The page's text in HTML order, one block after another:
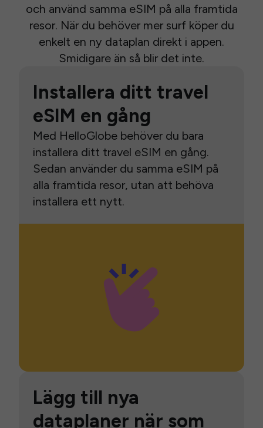
och använd samma eSIM på alla framtida
resor. När du behöver mer surf köper du
enkelt en ny dataplan direkt i appen.
Smidigare än så blir det inte.
Installera ditt travel
eSIM en gång
Med HelloGlobe behöver du bara
installera ditt travel eSIM en gång.
Sedan använder du samma eSIM på
alla framtida resor, utan att behöva
installera ett nytt.
Lägg till nya
dataplaner när som